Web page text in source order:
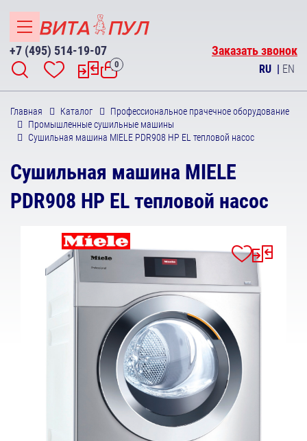
+7 (495) 514-19-07 Заказать звонок
0 RU | EN
Главная Каталог
Профессиональное прачечное оборудование
Промышленные сушильные машины
Сушильная машина MIELE PDR908 HP EL тепловой насос
Сушильная машина MIELE
PDR908 HP EL тепловой насос